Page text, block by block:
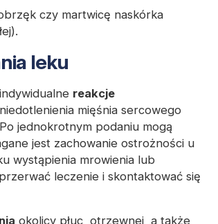
czy martwicę naskórka
leku
reakcje
mięśnia sercowego
jednokrotnym podaniu mogą
jest zachowanie ostrożności u
wystąpienia mrowienia lub
leczenie i skontaktować się
okolicy płuc, otrzewnej, a także